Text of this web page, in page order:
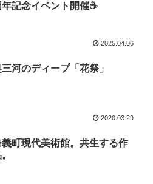
年記念イベント開催☕
2025.04.06
河のディープ「花祭」
2020.03.29
義町現代美術館。共生する作